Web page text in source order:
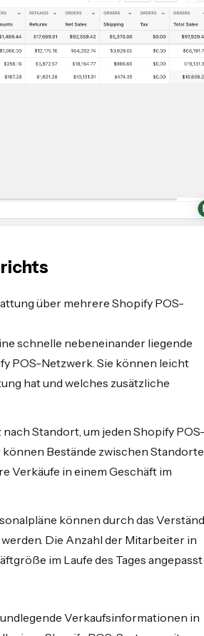
über mehrere Shopify POS-
schnelle nebeneinander liegende
POS-Netzwerk. Sie können leicht
hat und welches zusätzliche
nach Standort, um jeden Shopify
Bestände zwischen
Verkäufe in einem Geschäft im
können durch das
Die Anzahl der Mitarbeiter in
im Laufe des Tages angepasst
Verkaufsinformationen in